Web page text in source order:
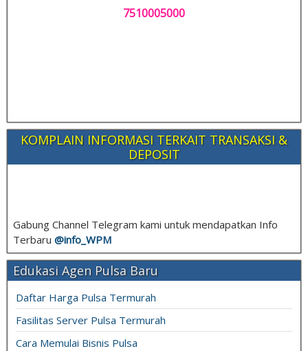
7510005000
KOMPLAIN INFORMASI TERKAIT TRANSAKSI &
DEPOSIT
Gabung Channel Telegram kami untuk mendapatkan Info
Terbaru @info_ WPM
Edukasi Agen Pulsa Baru
Daftar Harga Pulsa Termurah
Fasilitas Server Pulsa Termurah
Cara Memulai Bisnis Pulsa